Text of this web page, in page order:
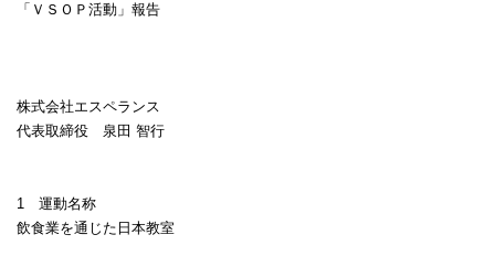
「ＶＳＯＰ活動」報告
株式会社エスペランス
代表取締役 泉田 智行
1 運動名称
飲食業を通じた日本教室